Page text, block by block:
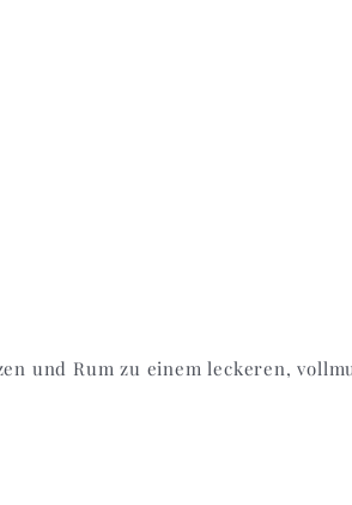
und Rum zu einem leckeren,